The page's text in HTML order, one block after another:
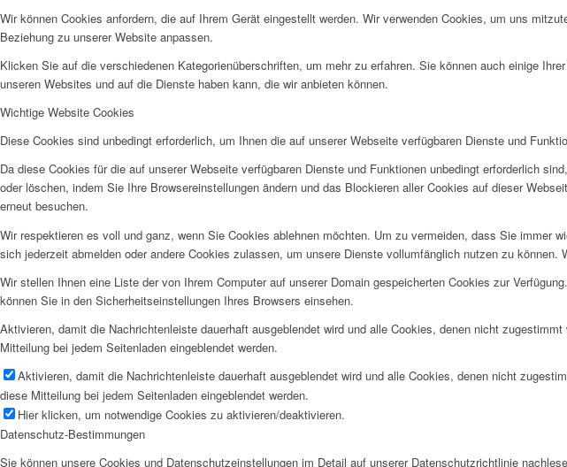
Wir können Cookies anfordern, die auf Ihrem Gerät eingestellt werden. Wir verwenden Cookies, um uns
Beziehung zu unserer Website anpassen.
Klicken Sie auf die verschiedenen Kategorienüberschriften, um mehr zu erfahren. Sie können auch einige
unseren Websites und auf die Dienste haben kann, die wir anbieten können.
Wichtige Website Cookies
Diese Cookies sind unbedingt erforderlich, um Ihnen die auf unserer Webseite verfügbaren Dienste und
Da diese Cookies für die auf unserer Webseite verfügbaren Dienste und Funktionen unbedingt erforderlich
oder löschen, indem Sie Ihre Browsereinstellungen ändern und das Blockieren aller Cookies auf dieser
erneut besuchen.
Wir respektieren es voll und ganz, wenn Sie Cookies ablehnen möchten. Um zu vermeiden, dass Sie immer
sich jederzeit abmelden oder andere Cookies zulassen, um unsere Dienste vollumfänglich nutzen zu
Wir stellen Ihnen eine Liste der von Ihrem Computer auf unserer Domain gespeicherten Cookies zur
können Sie in den Sicherheitseinstellungen Ihres Browsers einsehen.
Aktivieren, damit die Nachrichtenleiste dauerhaft ausgeblendet wird und alle Cookies, denen nicht
Mitteilung bei jedem Seitenladen eingeblendet werden.
Aktivieren, damit die Nachrichtenleiste dauerhaft ausgeblendet wird und alle Cookies, denen nicht
diese Mitteilung bei jedem Seitenladen eingeblendet werden.
Hier klicken, um notwendige Cookies zu aktivieren/deaktivieren.
Datenschutz-Bestimmungen
Sie können unsere Cookies und Datenschutzeinstellungen im Detail auf unserer Datenschutzrichtlinie